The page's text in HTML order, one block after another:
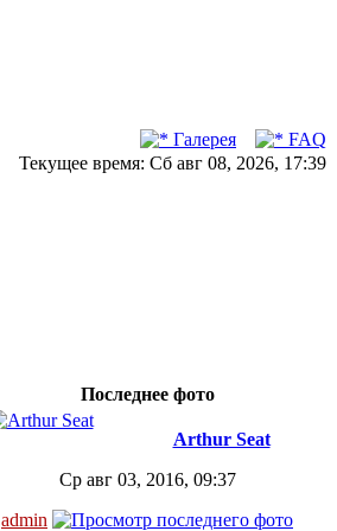
Галерея
FAQ
Текущее время: Сб авг 08, 2026, 17:39
Последнее фото
Arthur Seat
Ср авг 03, 2016, 09:37
admin